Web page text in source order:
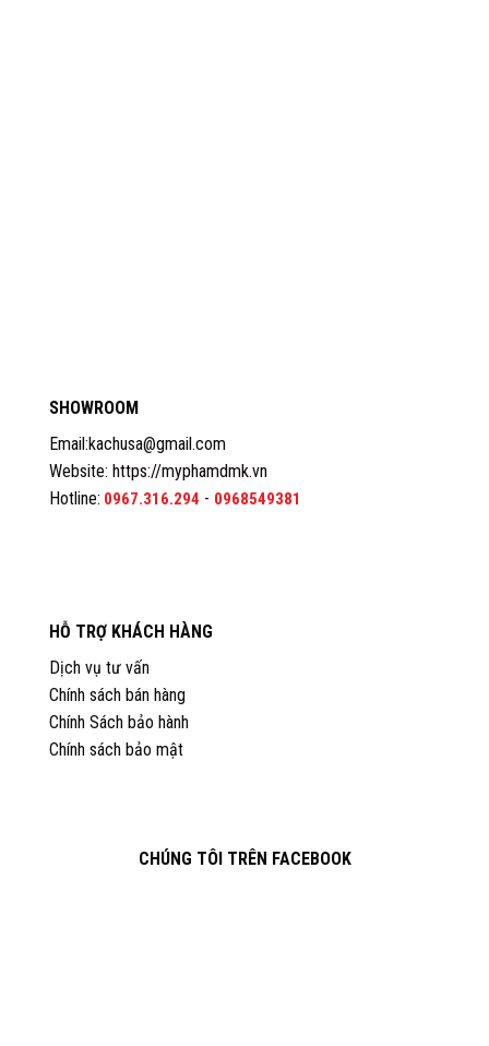
SHOWROOM
Email:kachusa@gmail.com
Website: https://myphamdmk.vn
Hotline: 0967.316.294 - 0968549381
HỖ TRỢ KHÁCH HÀNG
Dịch vụ tư vấn
Chính sách bán hàng
Chính Sách bảo hành
Chính sách bảo mật
CHÚNG TÔI TRÊN FACEBOOK